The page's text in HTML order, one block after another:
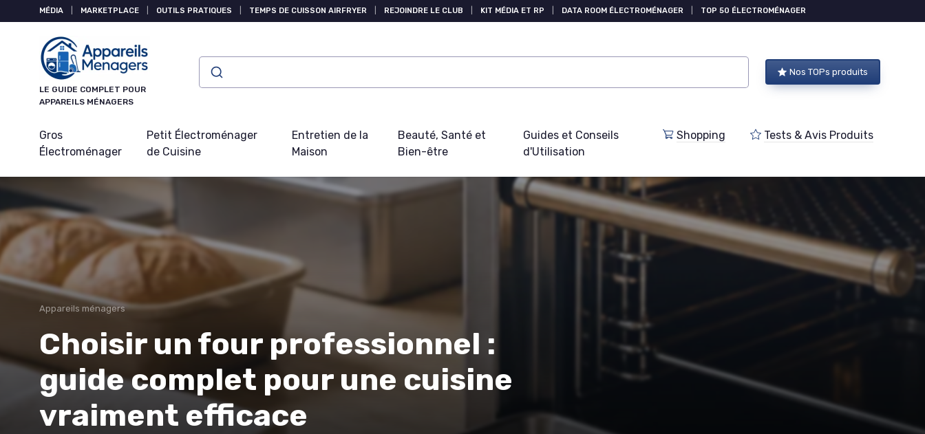
MÉDIA MARKETPLACE OUTILS PRATIQUES TEMPS DE CUISSON AIRFRYER REJOINDRE LE CLUB KIT MÉDIA ET RP DATA ROOM ÉLECTROMÉNAGER TOP 50 ÉLECTROMÉNAGER
LE GUIDE COMPLET POUR
APPAREILS MÉNAGERS
Nos TOPs produits
Gros
Électroménager
Petit Électroménager
de Cuisine
Entretien de la
Maison
Beauté, Santé et
Bien-être
Guides et Conseils
d'Utilisation
Shopping Tests & Avis Produits
Appareils ménagers
Choisir un four professionnel :
guide complet pour une cuisine
vraiment efficace
Panneau de gestion des cookies